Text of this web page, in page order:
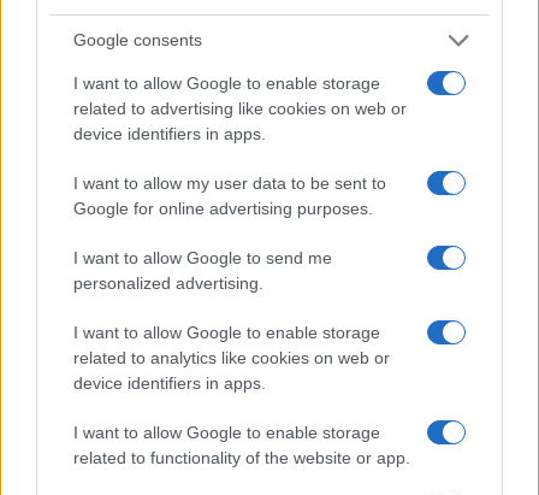
Google consents
I want to allow Google to enable storage
related to advertising like cookies on web or
device identifiers in apps.
I want to allow my user data to be sent to
Google for online advertising purposes.
I want to allow Google to send me
personalized advertising.
I want to allow Google to enable storage
related to analytics like cookies on web or
device identifiers in apps.
I want to allow Google to enable storage
related to functionality of the website or app.
Molise senza folla: itinerari tra borghi, mare e
archeologia
PIÙ LETTI
sua affascinante storia
Scoprire luoghi nascosti con app, mappe offline e open